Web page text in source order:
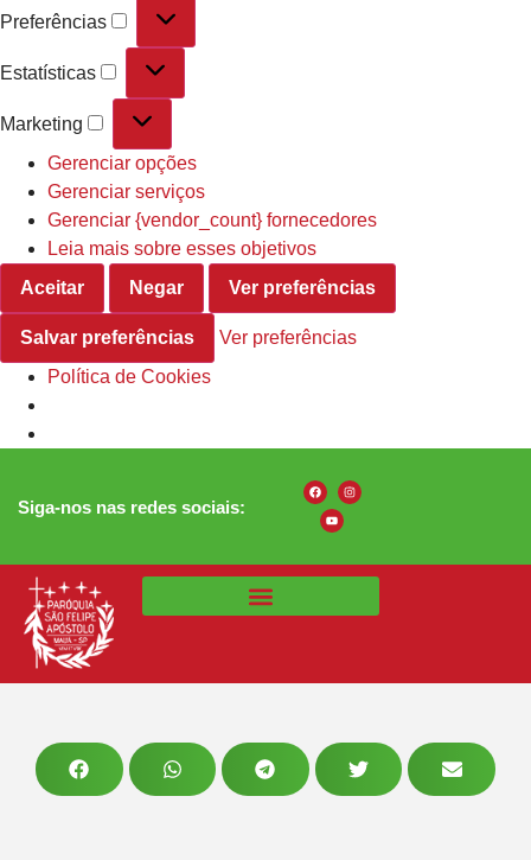
Preferências
Estatísticas
Marketing
Gerenciar opções
Gerenciar serviços
Gerenciar {vendor_count} fornecedores
Leia mais sobre esses objetivos
Aceitar
Negar Ver preferências
Salvar preferências
Ver preferências
Política de Cookies
Siga-nos nas redes sociais: